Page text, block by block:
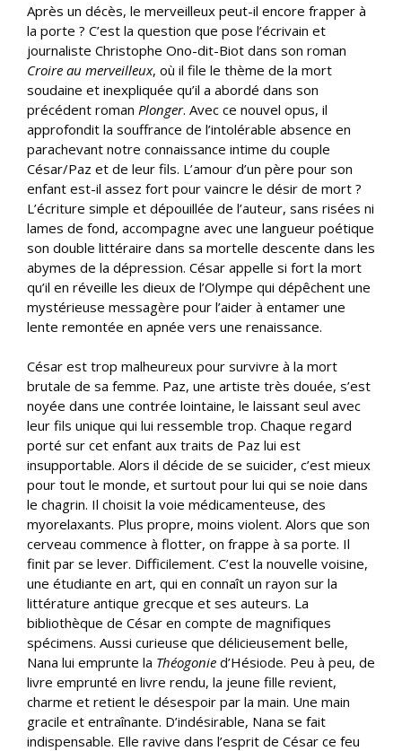
Après un décès, le merveilleux peut-il encore frapper à
la porte ? C’est la question que pose l’écrivain et
journaliste Christophe Ono-dit-Biot dans son roman
Croire au merveilleux, où il file le thème de la mort
soudaine et inexpliquée qu’il a abordé dans son
précédent roman Plonger. Avec ce nouvel opus, il
approfondit la souffrance de l’intolérable absence en
parachevant notre connaissance intime du couple
César/Paz et de leur fils. L’amour d’un père pour son
enfant est-il assez fort pour vaincre le désir de mort ?
L’écriture simple et dépouillée de l’auteur, sans risées ni
lames de fond, accompagne avec une langueur poétique
son double littéraire dans sa mortelle descente dans les
abymes de la dépression. César appelle si fort la mort
qu’il en réveille les dieux de l’Olympe qui dépêchent une
mystérieuse messagère pour l’aider à entamer une
lente remontée en apnée vers une renaissance.
César est trop malheureux pour survivre à la mort
brutale de sa femme. Paz, une artiste très douée, s’est
noyée dans une contrée lointaine, le laissant seul avec
leur fils unique qui lui ressemble trop. Chaque regard
porté sur cet enfant aux traits de Paz lui est
insupportable. Alors il décide de se suicider, c’est mieux
pour tout le monde, et surtout pour lui qui se noie dans
le chagrin. Il choisit la voie médicamenteuse, des
myorelaxants. Plus propre, moins violent. Alors que son
cerveau commence à flotter, on frappe à sa porte. Il
finit par se lever. Difficilement. C’est la nouvelle voisine,
une étudiante en art, qui en connaît un rayon sur la
littérature antique grecque et ses auteurs. La
bibliothèque de César en compte de magnifiques
spécimens. Aussi curieuse que délicieusement belle,
Nana lui emprunte la Théogonie d’Hésiode. Peu à peu, de
livre emprunté en livre rendu, la jeune fille revient,
charme et retient le désespoir par la main. Une main
gracile et entraînante. D’indésirable, Nana se fait
indispensable. Elle ravive dans l’esprit de César ce feu